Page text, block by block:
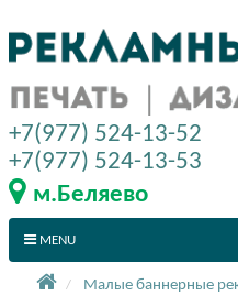
Малые баннерные
+7(977) 524-13-52
+7(977) 524-13-53
м.Беляево
MENU